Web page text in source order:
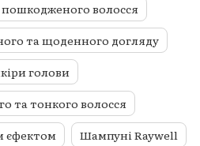
волосся
та щоденного догляду
голови
та тонкого волосся
єфектом
Шампуні Raywell